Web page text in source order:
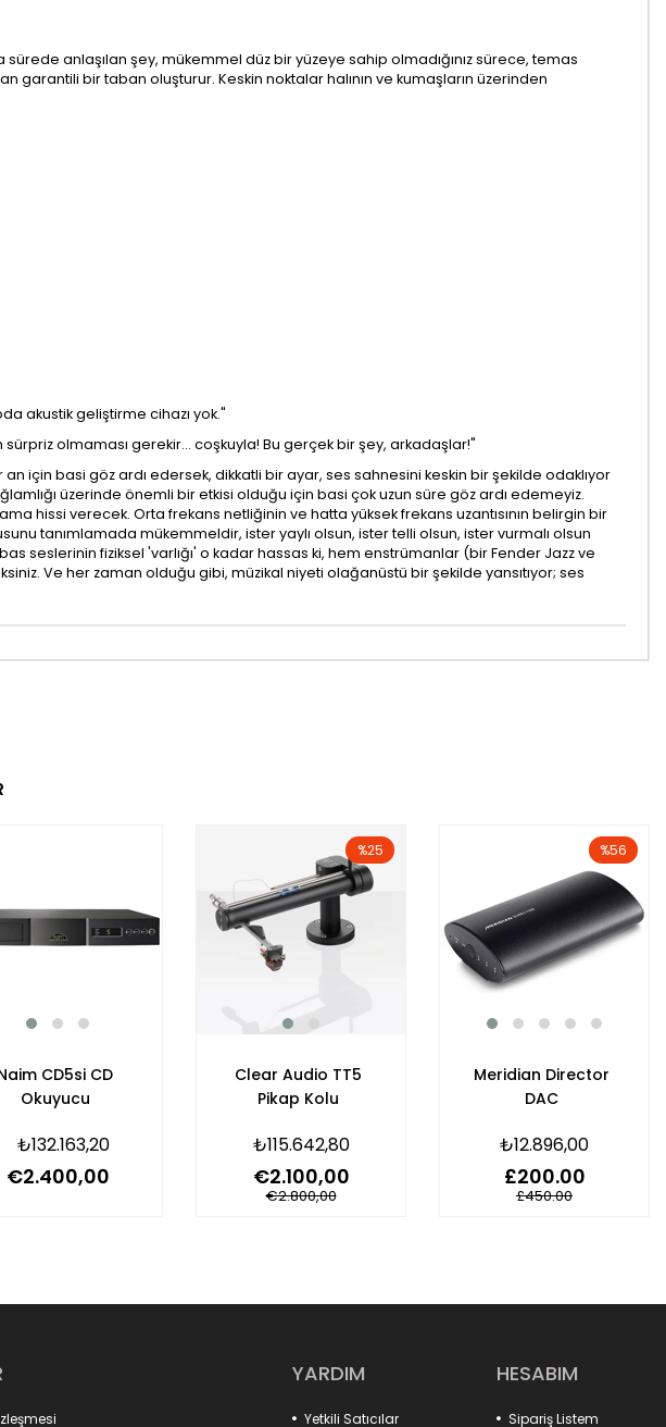
anlaşılan şey, mükemmel düz bir yüzeye sahip olmadığınız sürece, temas
garantili bir taban oluşturur. Keskin noktalar halının ve kumaşların üzerinden
akustik geliştirme cihazı yok."
olmaması gerekir… coşkuyla! Bu gerçek bir şey, arkadaşlar!"
için basi göz ardı edersek, dikkatli bir ayar, ses sahnesini keskin bir şekilde odaklıyor
üzerinde önemli bir etkisi olduğu için basi çok uzun süre göz ardı edemeyiz.
hissi verecek. Orta frekans netliğinin ve hatta yüksek frekans uzantısının belirgin bir
tanımlamada mükemmeldir, ister yaylı olsun, ister telli olsun, ister vurmalı olsun
seslerinin fiziksel 'varlığı' o kadar hassas ki, hem enstrümanlar (bir Fender Jazz ve
Ve her zaman olduğu gibi, müzikal niyeti olağanüstü bir şekilde yansıtıyor; ses
CD5si CD
Okuyucu
₺132.163,20
€2.400,00
Clear Audio TT5
Pikap Kolu
₺115.642,80
€2.100,00
€2.800,00
%25
Meridian Director
DAC
₺12.896,00
£200.00
£450.00
%56
YARDIM
Yetkili Satıcılar
HESABIM
Sipariş Listem